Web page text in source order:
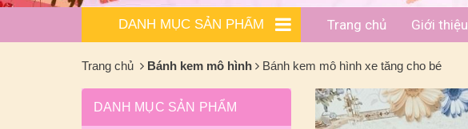
DANH MỤC SẢN PHẨM Trang chủ Giới thiệu
Trang chủ Bánh kem mô hình Bánh kem mô hình xe tăng cho bé
DANH MỤC SẢN PHẨM